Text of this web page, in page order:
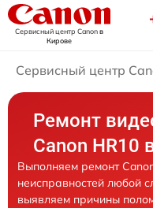
Сервисный центр Canonв
Кирове
Сервисный центр
Ремонт
Canon HR10
Выполняем ремонт
неисправностей любой
выявляем причины